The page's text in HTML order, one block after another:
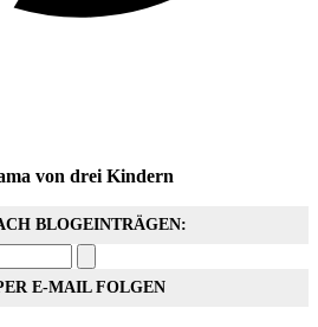
von drei Kindern
BLOGEINTRÄGEN:
E-MAIL FOLGEN